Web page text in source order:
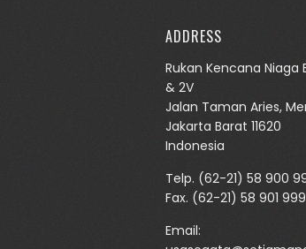
ADDRESS
Rukan Kencana Niaga
& 2V
Jalan Taman Aries,
Jakarta Barat 11620
Indonesia
Telp. (62-21) 58 900
Fax. (62-21) 58 901 999
Email: